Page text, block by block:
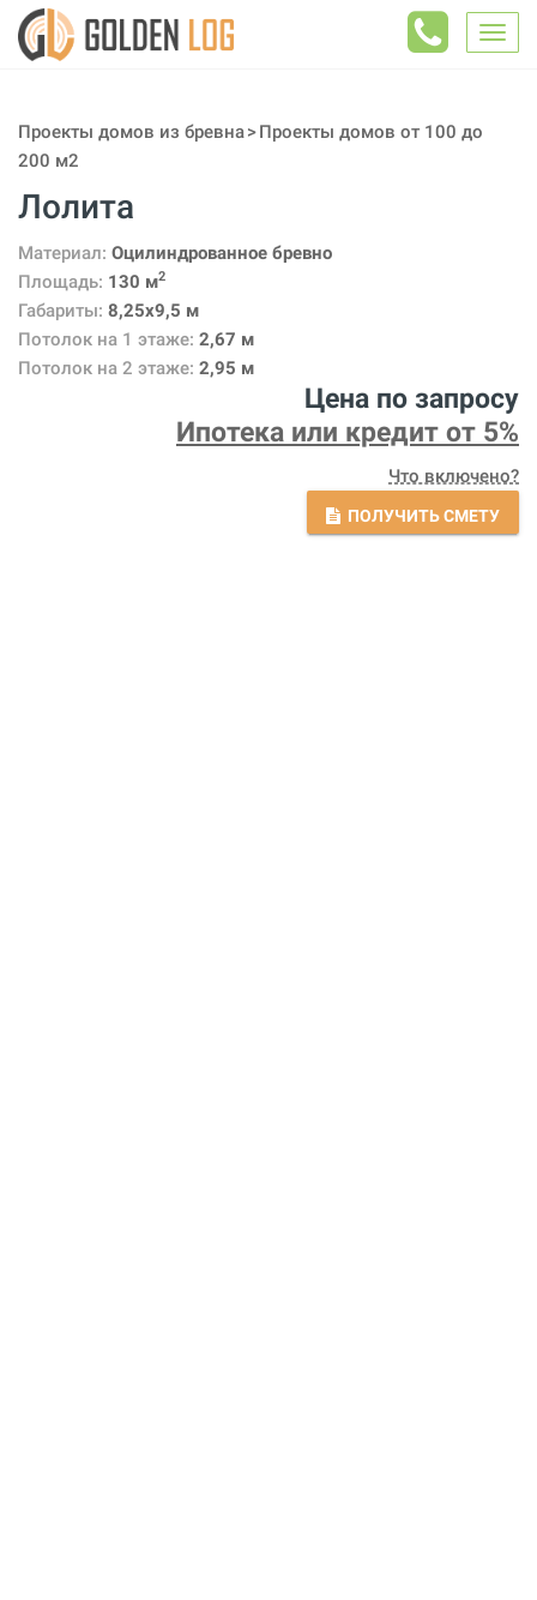
Проекты домов из бревна
Проекты домов от 100 до
200 м2
Лолита
Материал: Оцилиндрованное бревно
Площадь: 130 м2
Габариты: 8,25x9,5 м
Потолок на 1 этаже: 2,67 м
Потолок на 2 этаже: 2,95 м
Цена по запросу
Ипотека или кредит от 5%
Что включено?
ПОЛУЧИТЬ СМЕТУ